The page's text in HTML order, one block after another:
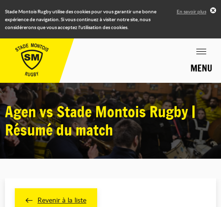
Stade Montois Rugby utilise des cookies pour vous garantir une bonne
expérience de navigation. Si vous continuez à visiter notre site, nous
considérerons que vous acceptez l'utilisation des cookies.
En savoir plus
MENU
Agen vs Stade Montois Rugby |
Résumé du match
Revenir à la liste